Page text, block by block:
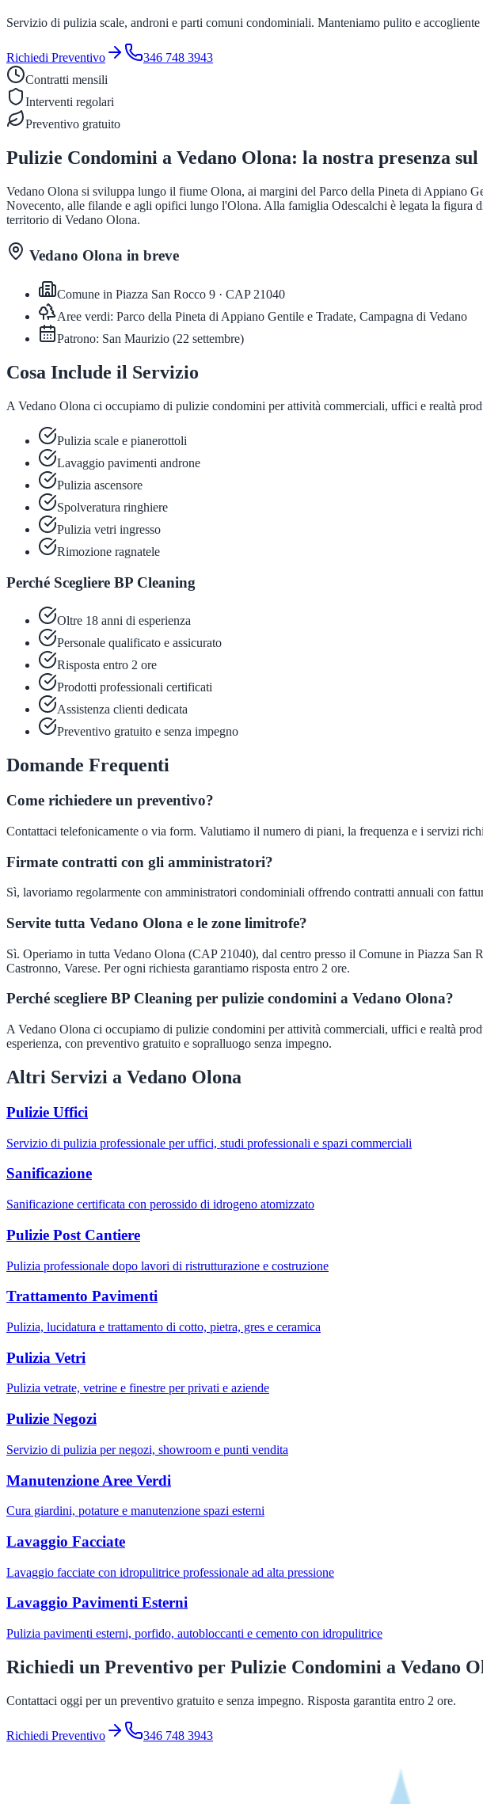
Servizio di pulizia scale, androni e parti comuni condominiali. Manteniamo pulito e
Richiedi Preventivo
346 748 3943
Contratti mensili
Interventi regolari
Preventivo gratuito
Pulizie Condomini a Vedano Olona: la nostra presenza
Vedano Olona si sviluppa lungo il fiume Olona, ai margini del Parco della Pineta di Appiano
Novecento, alle filande e agli opifici lungo l'Olona. Alla famiglia Odescalchi è legata la
territorio di Vedano Olona.
Vedano Olona in breve
Comune in Piazza San Rocco 9 · CAP 21040
Aree verdi: Parco della Pineta di Appiano Gentile e Tradate, Campagna di Vedano
Patrono: San Maurizio (22 settembre)
Cosa Include il Servizio
A Vedano Olona ci occupiamo di pulizie condomini per attività commerciali, uffici e realtà
Pulizia scale e pianerottoli
Lavaggio pavimenti androne
Pulizia ascensore
Spolveratura ringhiere
Pulizia vetri ingresso
Rimozione ragnatele
Perché Scegliere BP Cleaning
Oltre 18 anni di esperienza
Personale qualificato e assicurato
Risposta entro 2 ore
Prodotti professionali certificati
Assistenza clienti dedicata
Preventivo gratuito e senza impegno
Domande Frequenti
Come richiedere un preventivo?
Contattaci telefonicamente o via form. Valutiamo il numero di piani, la frequenza e i servizi
Firmate contratti con gli amministratori?
Sì, lavoriamo regolarmente con amministratori condominiali offrendo contratti annuali con
Servite tutta Vedano Olona e le zone limitrofe?
Sì. Operiamo in tutta Vedano Olona (CAP 21040), dal centro presso il Comune in Piazza
Castronno, Varese. Per ogni richiesta garantiamo risposta entro 2 ore.
Perché scegliere BP Cleaning per pulizie condomini a Vedano Olona?
A Vedano Olona ci occupiamo di pulizie condomini per attività commerciali, uffici e realtà
esperienza, con preventivo gratuito e sopralluogo senza impegno.
Altri Servizi a Vedano Olona
Pulizie Uffici
Servizio di pulizia professionale per uffici, studi professionali e spazi commerciali
Sanificazione
Sanificazione certificata con perossido di idrogeno atomizzato
Pulizie Post Cantiere
Pulizia professionale dopo lavori di ristrutturazione e costruzione
Trattamento Pavimenti
Pulizia, lucidatura e trattamento di cotto, pietra, gres e ceramica
Pulizia Vetri
Pulizia vetrate, vetrine e finestre per privati e aziende
Pulizie Negozi
Servizio di pulizia per negozi, showroom e punti vendita
Manutenzione Aree Verdi
Cura giardini, potature e manutenzione spazi esterni
Lavaggio Facciate
Lavaggio facciate con idropulitrice professionale ad alta pressione
Lavaggio Pavimenti Esterni
Pulizia pavimenti esterni, porfido, autobloccanti e cemento con idropulitrice
Richiedi un Preventivo per Pulizie Condomini a Vedano
Contattaci oggi per un preventivo gratuito e senza impegno. Risposta garantita entro 2 ore.
Richiedi Preventivo 346 748 3943